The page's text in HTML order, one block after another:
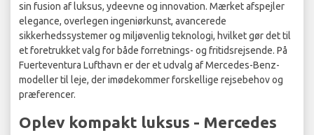
sin fusion af luksus, ydeevne og innovation. Mærket afspejler
elegance, overlegen ingeniørkunst, avancerede
sikkerhedssystemer og miljøvenlig teknologi, hvilket gør det til
et foretrukket valg for både forretnings- og fritidsrejsende. På
Fuerteventura Lufthavn er der et udvalg af Mercedes-Benz-
modeller til leje, der imødekommer forskellige rejsebehov og
præferencer.
Oplev kompakt luksus - Mercedes